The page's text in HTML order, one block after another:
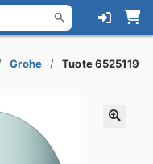
Grohe Tuote 6525119